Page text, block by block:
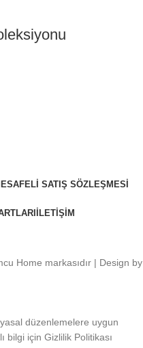
SATIŞ SÖZLEŞMESI
İLETIŞIM
Home markasıdır | Design by
düzenlemelere uygun
bilgi için Gizlilik Politikası